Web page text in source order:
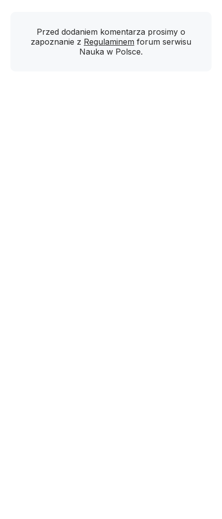
Przed dodaniem komentarza prosimy o
zapoznanie z Regulaminem forum serwisu
Nauka w Polsce.